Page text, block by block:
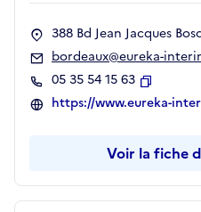
388 Bd Jean Jacques
bordeaux@eureka-
05 35 54 15 63
Copier
https://www.eureka-
Voir la fiche